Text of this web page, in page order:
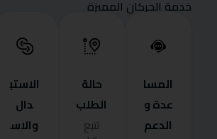
خدمة الحركان المميزة
المسا
عدة و
الدعم
حالة
الطلب
تتبع
الاستب
دال
والاس